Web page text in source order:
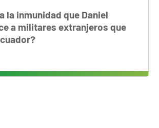
la inmunidad que Daniel
a militares extranjeros que